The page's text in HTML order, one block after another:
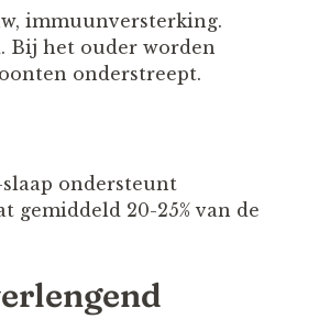
immuunversterking.
Bij het ouder worden
onderstreept.
ondersteunt
gemiddeld 20-25% van de